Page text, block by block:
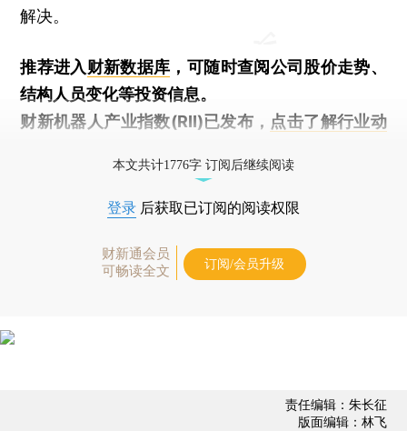
解决。
推荐进入财新数据库 ，可随时查阅公司股价走势、
结构人员变化等投资信息。
财新机器人产业指数(RII)已发布， 点击了解行业动
本文共计1776字 订阅后继续阅读
登录 后获取已订阅的阅读权限
财新通会员
可畅读全文
订阅/会员升级
责任编辑：朱长征
版面编辑：林飞